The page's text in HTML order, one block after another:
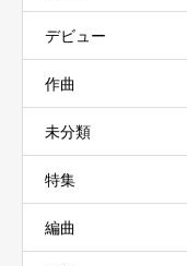
デビュー
作曲
未分類
特集
編曲